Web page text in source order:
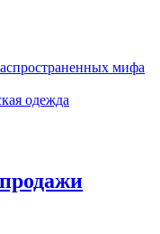
мифа
одежда